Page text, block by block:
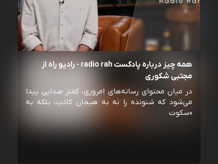
همه چیز درباره پادکست radio rah - رادیو راه از
مجتبی شکوری
در میان محتوای رسانه‌های امروزی، کمتر صدایی پیدا
می‌شود که شنونده را نه به هیجان کاذب، بلکه به
«سکوت